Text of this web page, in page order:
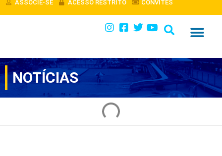
ASSOCIE-SE ACESSO RESTRITO CONVITES
NOTÍCIAS